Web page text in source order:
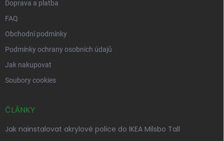
Doprava a platba
FAQ
Obchodní podmínky
Podmínky ochrany osobních údajů
Jak nakupovat
Soubory cookies
ČLÁNKY
Jak nainstalovat akrylové police do IKEA Milsbo Tall